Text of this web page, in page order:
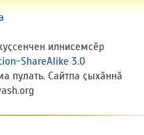
илнисемсӗр
ShareAlike 3.0
пулать. Сайтпа ҫыхӑннӑ